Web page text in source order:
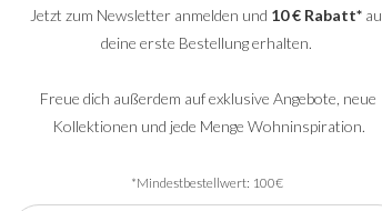
Datenschutz
Arbeiten bei Bronx71
Service
FAQ -
Jetzt zum Newsletter anmelden und 10 € Rabatt*
deine erste Bestellung erhalten.
Freue dich außerdem auf exklusive Angebote, neue
Kollektionen und jede Menge Wohninspiration.
*Mindestbestellwert: 100€